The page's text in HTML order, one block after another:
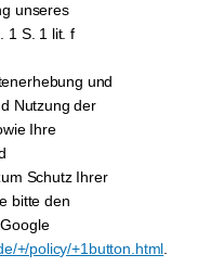
unseres
1 S. 1 lit. f
und
Nutzung der
Ihre
Schutz Ihrer
bitte den
+/policy/+1button.html